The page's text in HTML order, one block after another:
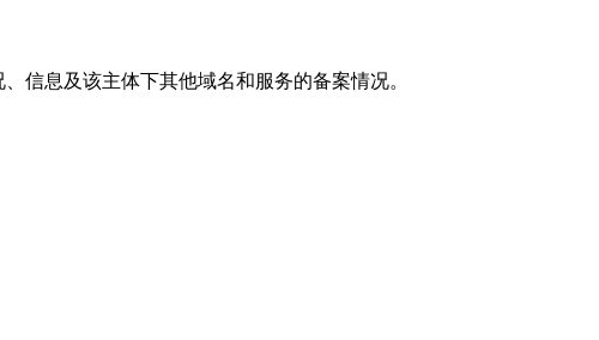
信息及该主体下其他域名和服务的备案情况。